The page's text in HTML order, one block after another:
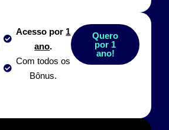
Acesso por 1
ano.
Com todos os
Bônus.
Quero
por 1
ano!